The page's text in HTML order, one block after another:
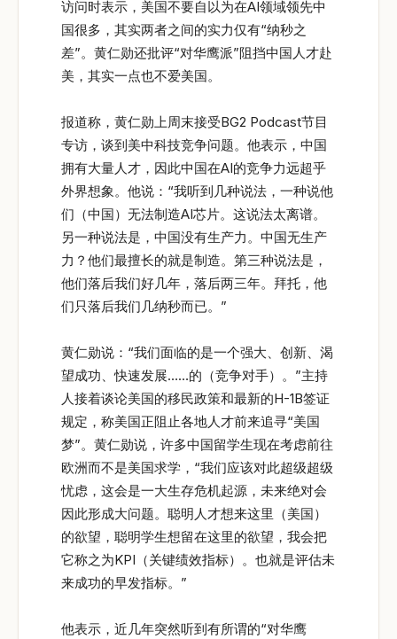
访问时表示，美国不要自以为在AI领域领先中
国很多，其实两者之间的实力仅有“纳秒之
差”。黄仁勋还批评“对华鹰派”阻挡中国人才赴
美，其实一点也不爱美国。
报道称，黄仁勋上周末接受BG2 Podcast节目
专访，谈到美中科技竞争问题。他表示，中国
拥有大量人才，因此中国在AI的竞争力远超乎
外界想象。他说：“我听到几种说法，一种说他
们（中国）无法制造AI芯片。这说法太离谱。
另一种说法是，中国没有生产力。中国无生产
力？他们最擅长的就是制造。第三种说法是，
他们落后我们好几年，落后两三年。拜托，他
们只落后我们几纳秒而已。”
黄仁勋说：“我们面临的是一个强大、创新、渴
望成功、快速发展……的（竞争对手）。”主持
人接着谈论美国的移民政策和最新的H-1B签证
规定，称美国正阻止各地人才前来追寻“美国
梦”。黄仁勋说，许多中国留学生现在考虑前往
欧洲而不是美国求学，“我们应该对此超级超级
忧虑，这会是一大生存危机起源，未来绝对会
因此形成大问题。聪明人才想来这里（美国）
的欲望，聪明学生想留在这里的欲望，我会把
它称之为KPI（关键绩效指标）。也就是评估未
来成功的早发指标。”
他表示，近几年突然听到有所谓的“对华鹰